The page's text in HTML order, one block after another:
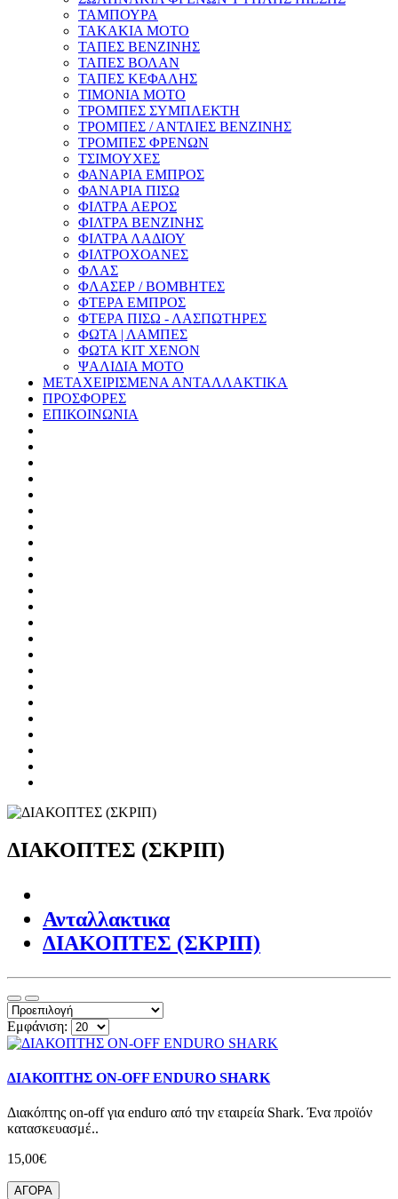
ΤΑΜΠΟΥΡΑ
ΤΑΚΑΚΙΑ ΜΟΤΟ
ΤΑΠΕΣ ΒΕΝΖΙΝΗΣ
ΤΑΠΕΣ ΒΟΛΑΝ
ΤΑΠΕΣ ΚΕΦΑΛΗΣ
ΤΙΜΟΝΙΑ ΜΟΤΟ
ΤΡΟΜΠΕΣ ΣΥΜΠΛΕΚΤΗ
ΤΡΟΜΠΕΣ / ΑΝΤΛΙΕΣ ΒΕΝΖΙΝΗΣ
ΤΡΟΜΠΕΣ ΦΡΕΝΩΝ
ΤΣΙΜΟΥΧΕΣ
ΦΑΝΑΡΙΑ ΕΜΠΡΟΣ
ΦΑΝΑΡΙΑ ΠΙΣΩ
ΦΙΛΤΡΑ ΑΕΡΟΣ
ΦΙΛΤΡΑ ΒΕΝΖΙΝΗΣ
ΦΙΛΤΡΑ ΛΑΔΙΟΥ
ΦΙΛΤΡΟΧΟΑΝΕΣ
ΦΛΑΣ
ΦΛΑΣΕΡ / ΒΟΜΒΗΤΕΣ
ΦΤΕΡΑ ΕΜΠΡΟΣ
ΦΤΕΡΑ ΠΙΣΩ - ΛΑΣΠΩΤΗΡΕΣ
ΦΩΤΑ | ΛΑΜΠΕΣ
ΦΩΤΑ KIT XENON
ΨΑΛΙΔΙΑ ΜΟΤΟ
ΜΕΤΑΧΕΙΡΙΣΜΕΝΑ ΑΝΤΑΛΛΑΚΤΙΚΑ
ΠΡΟΣΦΟΡΕΣ
ΕΠΙΚΟΙΝΩΝΙΑ
ΔΙΑΚΟΠΤΕΣ (ΣΚΡΙΠ)
Ανταλλακτικα
ΔΙΑΚΟΠΤΕΣ (ΣΚΡΙΠ)
Εμφάνιση:
ΔΙΑΚΟΠΤΗΣ ON-OFF ENDURO SHARK
Διακόπτης on-off για enduro από την εταιρεία Shark. Ένα προϊόν
κατασκευασμέ..
15,00€
ΑΓΟΡΑ